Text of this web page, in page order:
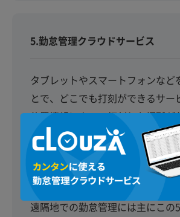
5.勤怠管理クラウドサービス
タブレットやスマートフォンなど
とで、どこでも打刻ができるサー
位置情報によって打刻した場所が
自宅で打刻をするなどの不正を防
利点です。
ただし、利用にはインターネット
あることが短所になります。
遠隔地での勤怠管理には主にこの